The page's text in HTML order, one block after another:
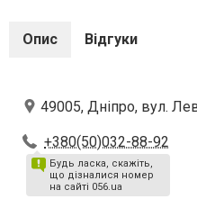
Опис Відгуки
49005, Дніпро, вул.
+380(50)032-88-92
Будь ласка, скажіть,
що дізналися номер
на сайті 056.ua